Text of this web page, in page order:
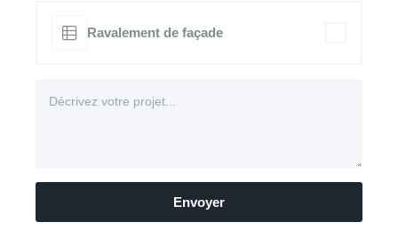
Ravalement de façade
Envoyer